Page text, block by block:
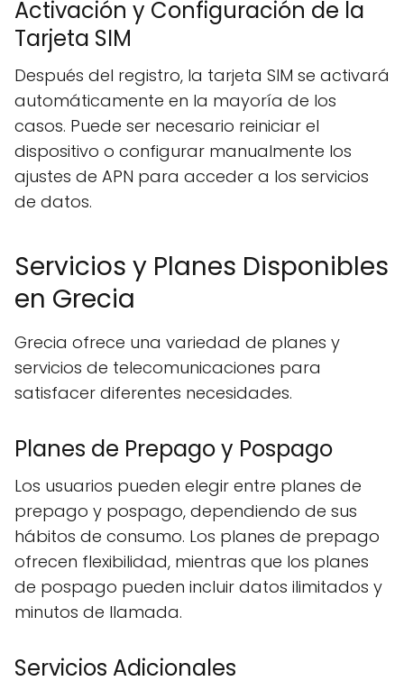
Activación y Configuración de la
Tarjeta SIM
Después del registro, la tarjeta SIM se activará
automáticamente en la mayoría de los
casos. Puede ser necesario reiniciar el
dispositivo o configurar manualmente los
ajustes de APN para acceder a los servicios
de datos.
Servicios y Planes Disponibles
en Grecia
Grecia ofrece una variedad de planes y
servicios de telecomunicaciones para
satisfacer diferentes necesidades.
Planes de Prepago y Pospago
Los usuarios pueden elegir entre planes de
prepago y pospago, dependiendo de sus
hábitos de consumo. Los planes de prepago
ofrecen flexibilidad, mientras que los planes
de pospago pueden incluir datos ilimitados y
minutos de llamada.
Servicios Adicionales